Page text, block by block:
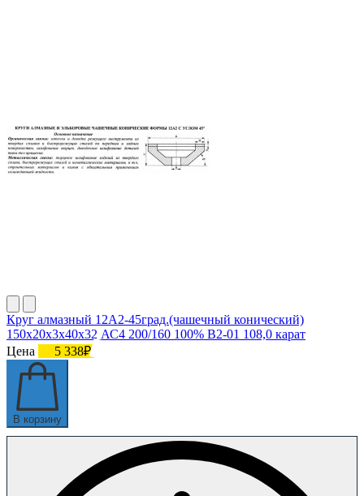
Круг алмазный 12А2-45град.(чашечный конический)
150х20х3х40х32 АС4 200/160 100% В2-01 108,0 карат
Цена
5 338₽
В корзину